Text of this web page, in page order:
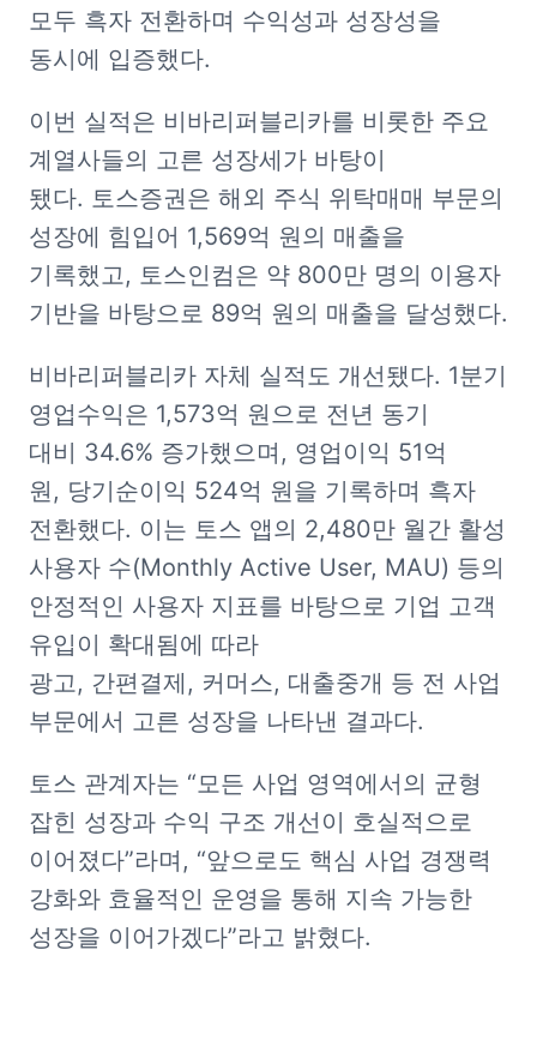
모두 흑자 전환하며 수익성과 성장성을
동시에 입증했다.
이번 실적은 비바리퍼블리카를 비롯한 주요
계열사들의 고른 성장세가 바탕이
됐다. 토스증권은 해외 주식 위탁매매 부문의
성장에 힘입어 1,569억 원의 매출을
기록했고, 토스인컴은 약 800만 명의 이용자
기반을 바탕으로 89억 원의 매출을 달성했다.
비바리퍼블리카 자체 실적도 개선됐다. 1분기
영업수익은 1,573억 원으로 전년 동기
대비 34.6% 증가했으며, 영업이익 51억
원, 당기순이익 524억 원을 기록하며 흑자
전환했다. 이는 토스 앱의 2,480만 월간 활성
사용자 수(Monthly Active User, MAU) 등의
안정적인 사용자 지표를 바탕으로 기업 고객
유입이 확대됨에 따라
광고, 간편결제, 커머스, 대출중개 등 전 사업
부문에서 고른 성장을 나타낸 결과다.
토스 관계자는 “모든 사업 영역에서의 균형
잡힌 성장과 수익 구조 개선이 호실적으로
이어졌다”라며, “앞으로도 핵심 사업 경쟁력
강화와 효율적인 운영을 통해 지속 가능한
성장을 이어가겠다”라고 밝혔다.